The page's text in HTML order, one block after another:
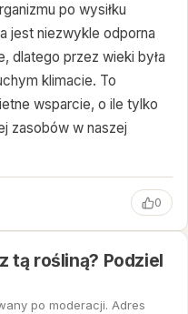
po wysiłku
jest niezwykle odporna
dlatego przez wieki była
klimacie. To
wsparcie, o ile tylko
zasobów w naszej
0
tą rośliną? Podziel
po moderacji. Adres